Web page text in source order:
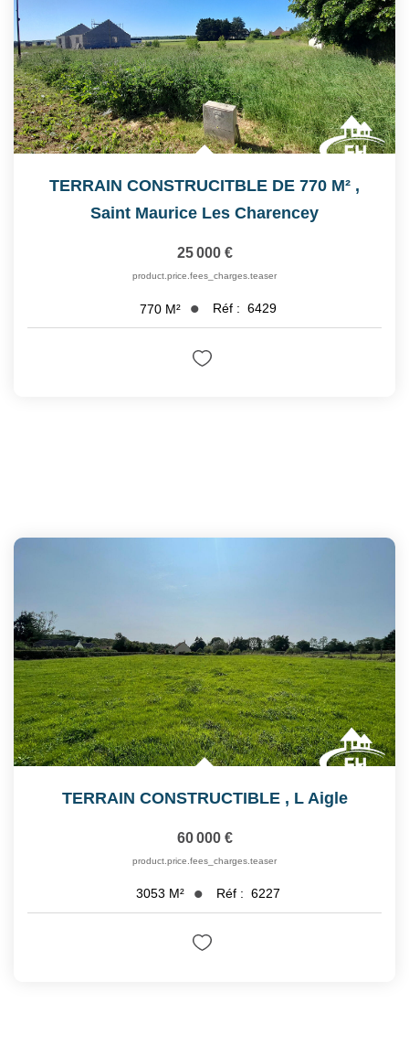
TERRAIN CONSTRUCITBLE DE 770 M² ,
Saint Maurice Les Charencey
25 000 €
product.price.fees_charges.teaser
770 M² Réf : 6429
TERRAIN CONSTRUCTIBLE , L Aigle
60 000 €
product.price.fees_charges.teaser
3053 M² Réf : 6227